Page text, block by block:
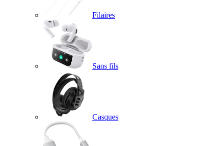
Filaires
Sans fils
Casques